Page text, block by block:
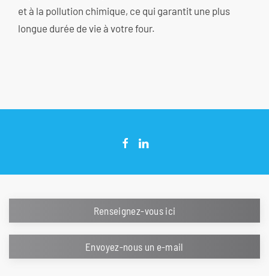
et à la pollution chimique, ce qui garantit une plus
longue durée de vie à votre four.
Renseignez-vous ici
Envoyez-nous un e-mail